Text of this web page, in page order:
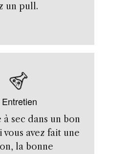
un pull.
Entretien
à sec dans un bon
vous avez fait une
la bonne